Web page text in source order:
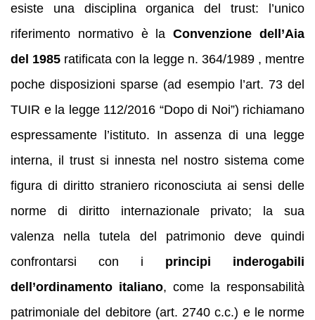
esiste una disciplina organica del trust: l’unico
riferimento normativo è laConvenzione dell’Aia
del 1985 ratificata con la legge n. 364/1989 , mentre
poche disposizioni sparse (ad esempio l’art. 73 del
TUIR e la legge 112/2016 “Dopo di Noi”) richiamano
espressamente l’istituto. In assenza di una legge
interna, il trust si innesta nel nostro sistema come
figura di diritto straniero riconosciuta ai sensi delle
norme di diritto internazionale privato; la sua
valenza nella tutela del patrimonio deve quindi
confrontarsi con i principi inderogabili
dell’ordinamento italiano, come la responsabilità
patrimoniale del debitore (art. 2740 c.c.) e le norme